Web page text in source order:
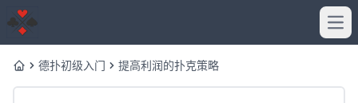
Home德扑初级入门 提高利润的扑克策略